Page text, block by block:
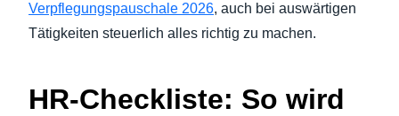
Verpflegungspauschale 2026, auch bei auswärtigen
Tätigkeiten steuerlich alles richtig zu machen.
HR-Checkliste: So wird